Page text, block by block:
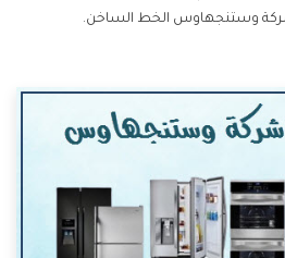
وستنجهاوس الخط الساخن.